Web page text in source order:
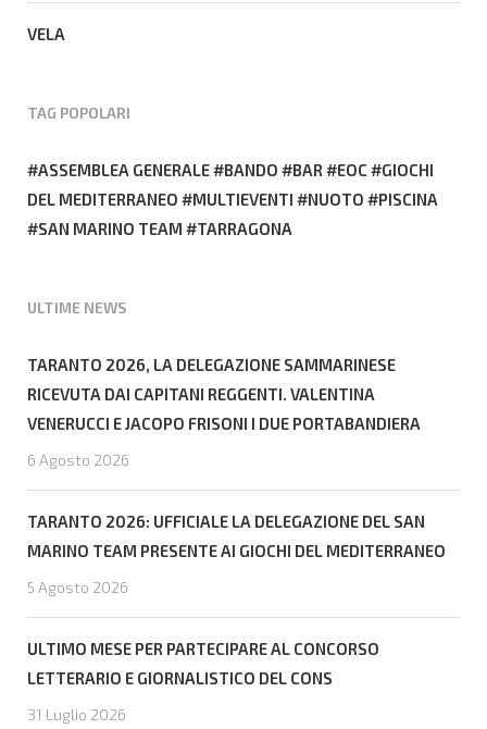
VELA
TAG POPOLARI
ASSEMBLEA GENERALE BANDO BAR EOC
GIOCHI
DEL MEDITERRANEO
MULTIEVENTI NUOTO
PISCINA
SAN MARINO TEAM
TARRAGONA
ULTIME NEWS
TARANTO 2026, LA DELEGAZIONE SAMMARINESE
RICEVUTA DAI CAPITANI REGGENTI. VALENTINA
VENERUCCI E JACOPO FRISONI I DUE PORTABANDIERA
6 Agosto 2026
TARANTO 2026: UFFICIALE LA DELEGAZIONE DEL SAN
MARINO TEAM PRESENTE AI GIOCHI DEL MEDITERRANEO
5 Agosto 2026
ULTIMO MESE PER PARTECIPARE AL CONCORSO
LETTERARIO E GIORNALISTICO DEL CONS
31 Luglio 2026